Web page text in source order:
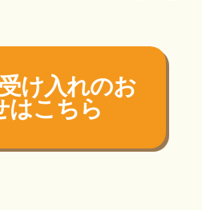
け入れのお
はこちら